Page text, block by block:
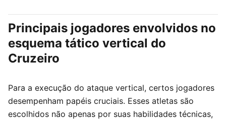
Principais jogadores envolvidos no
esquema tático vertical do
Cruzeiro
Para a execução do ataque vertical, certos jogadores
desempenham papéis cruciais. Esses atletas são
escolhidos não apenas por suas habilidades técnicas,